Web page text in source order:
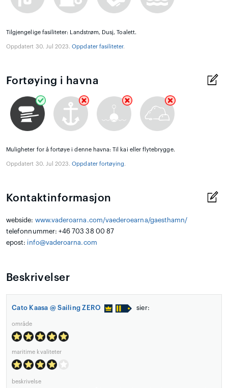
Tilgjengelige fasiliteter: Landstrøm, Dusj, Toalett.
Oppdatert 30. Jul 2023.Oppdater fasiliteter.
Fortøying i havna
Muligheter for å fortøye i denne havna: Til kai eller flytebrygge.
Oppdatert 30. Jul 2023.Oppdater fortøying.
Kontaktinformasjon
webside: www.vaderoarna.com/vaederoearna/gaesthamn/
telefonnummer: +46 703 38 00 87
epost: info@vaderoarna.com
Beskrivelser
Cato Kaasa @ Sailing ZERO sier:
område
maritime kvaliteter
beskrivelse